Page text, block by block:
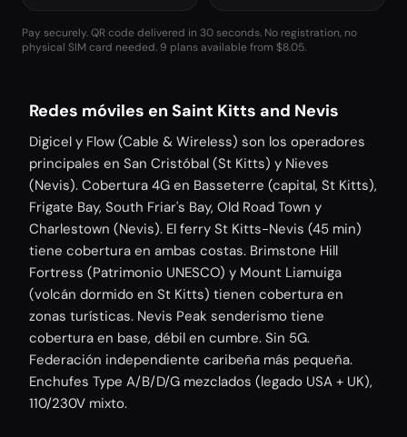
Pay securely. QR code delivered in 30 seconds. No registration, no
physical SIM card needed. 9 plans available from $8.05.
Redes móviles en Saint Kitts and Nevis
Digicel y Flow (Cable & Wireless) son los operadores
principales en San Cristóbal (St Kitts) y Nieves
(Nevis). Cobertura 4G en Basseterre (capital, St Kitts),
Frigate Bay, South Friar's Bay, Old Road Town y
Charlestown (Nevis). El ferry St Kitts-Nevis (45 min)
tiene cobertura en ambas costas. Brimstone Hill
Fortress (Patrimonio UNESCO) y Mount Liamuiga
(volcán dormido en St Kitts) tienen cobertura en
zonas turísticas. Nevis Peak senderismo tiene
cobertura en base, débil en cumbre. Sin 5G.
Federación independiente caribeña más pequeña.
Enchufes Type A/B/D/G mezclados (legado USA + UK),
110/230V mixto.